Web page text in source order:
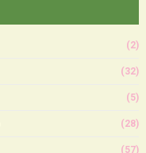
(2)
(32)
(5)
(28)
(57)